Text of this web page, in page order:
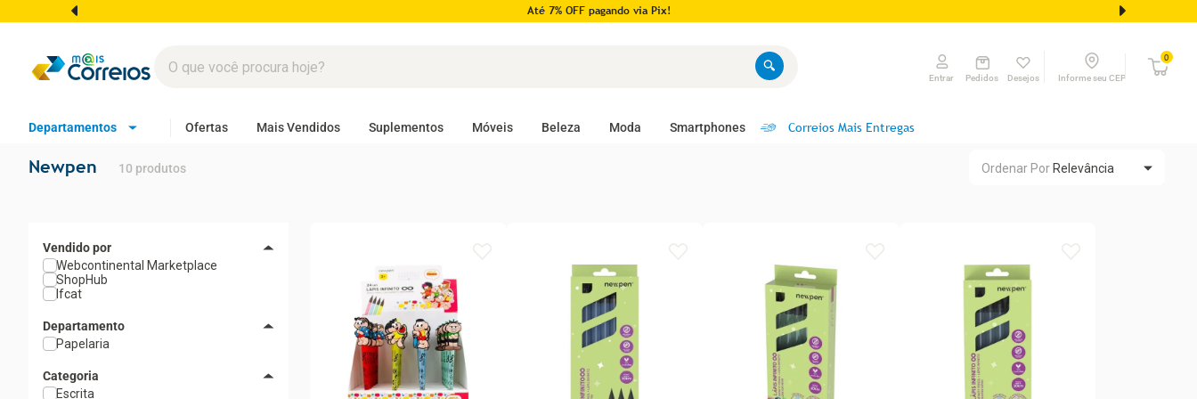
Até 7% OFF pagando via Pix!
Entrar Pedidos Desejos Informe seu CEP
0
Departamentos Ofertas Mais Vendidos Suplementos Móveis Beleza Moda Smartphones Correios Mais Entregas
Newpen 10 produtos Ordenar Por Relevância
Webcontinental Marketplace
ShopHub
Ifcat
Departamento
Papelaria
Categoria
Escrita